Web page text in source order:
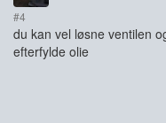
#4
du kan vel løsne ventilen
efterfylde olie